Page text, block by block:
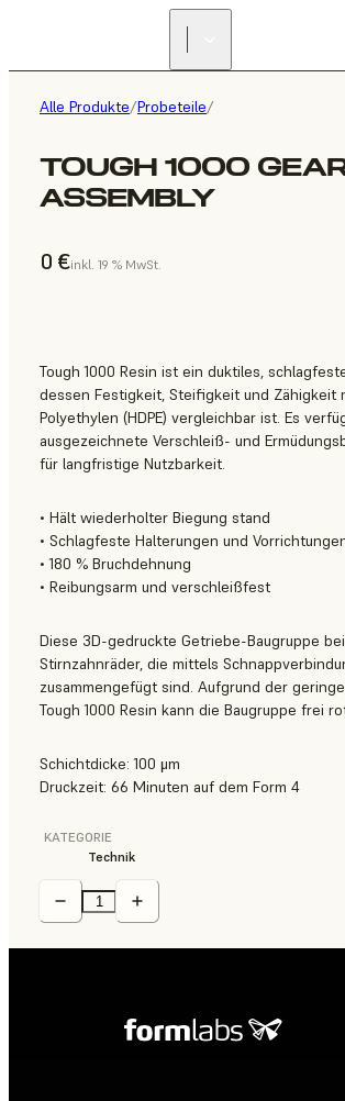
Alle Produkte/Probeteile/
TOUGH 1000
ASSEMBLY
0 €inkl. 19 % MwSt.
Tough 1000 Resin ist ein duktiles,
dessen Festigkeit, Steifigkeit und Zähigkeit
Polyethylen (HDPE) vergleichbar ist. Es
ausgezeichnete Verschleiß- und
für langfristige Nutzbarkeit.
• Hält wiederholter Biegung stand
• Schlagfeste Halterungen und
• 180 % Bruchdehnung
• Reibungsarm und verschleißfest
Diese 3D-gedruckte Getriebe-Baugruppe
Stirnzahnräder, die mittels
zusammengefügt sind. Aufgrund der
Tough 1000 Resin kann die Baugruppe frei
Schichtdicke: 100 μm
Druckzeit: 66 Minuten auf dem Form 4
KATEGORIE
Technik